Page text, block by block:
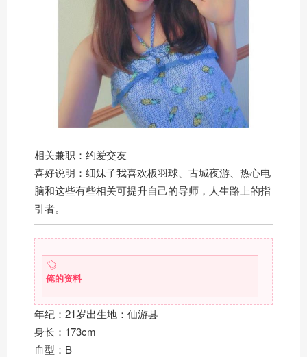
相关兼职：约爱交友
喜好说明：细妹子我喜欢板羽球、古城夜游、热心电
脑和这些有些相关可提升自己的导师，人生路上的指
引者。
俺的资料
年纪：21岁出生地：仙游县
身长：173cm
血型：B